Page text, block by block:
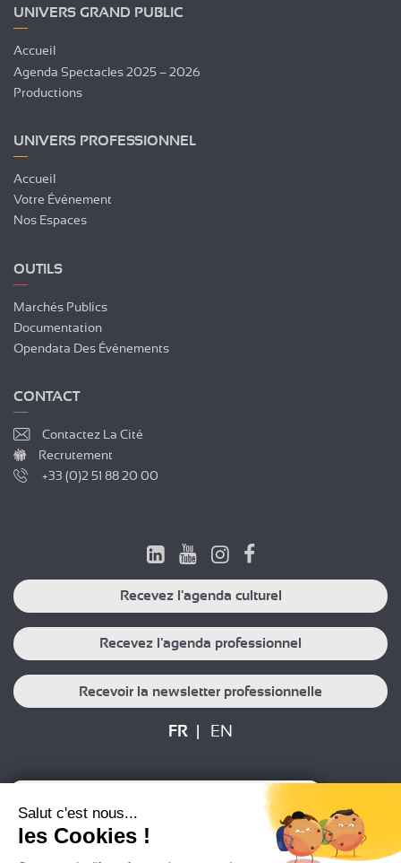
UNIVERS GRAND PUBLIC
Accueil
Agenda Spectacles 2025 – 2026
Productions
UNIVERS PROFESSIONNEL
Accueil
Votre Événement
Nos Espaces
OUTILS
Marchés Publics
Documentation
Opendata Des Événements
CONTACT
Contactez La Cité
Recrutement
+33 (0)2 51 88 20 00
Recevez l'agenda culturel
Recevez l'agenda professionnel
Recevoir la newsletter professionnelle
FR EN
Plan du site
Mentions légales
Politique de protection des données
Crédits
Salut c'est nous...
les Cookies !